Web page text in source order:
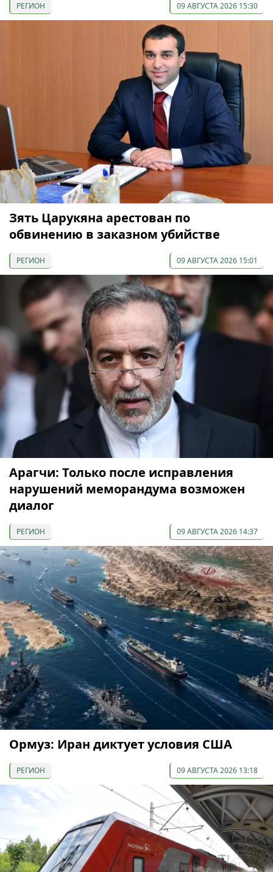
РЕГИОН 09 АВГУСТА 2026 15:30
Зять Царукяна арестован по
обвинению в заказном убийстве
РЕГИОН 09 АВГУСТА 2026 15:01
Арагчи: Только после исправления
нарушений меморандума возможен
диалог
РЕГИОН 09 АВГУСТА 2026 14:37
Ормуз: Иран диктует условия США
РЕГИОН 09 АВГУСТА 2026 13:18